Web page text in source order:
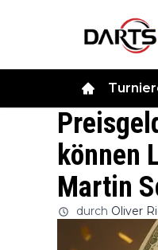
können
Martin
durch Oliver